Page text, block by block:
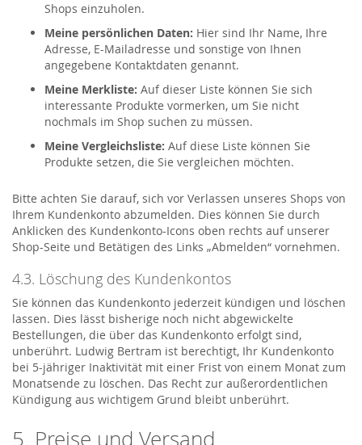
Shops einzuholen.
Meine persönlichen Daten: Hier sind Ihr Name, Ihre
Adresse, E-Mailadresse und sonstige von Ihnen
angegebene Kontaktdaten genannt.
Meine Merkliste: Auf dieser Liste können Sie sich
interessante Produkte vormerken, um Sie nicht
nochmals im Shop suchen zu müssen.
Meine Vergleichsliste: Auf diese Liste können Sie
Produkte setzen, die Sie vergleichen möchten.
Bitte achten Sie darauf, sich vor Verlassen unseres Shops von
Ihrem Kundenkonto abzumelden. Dies können Sie durch
Anklicken des Kundenkonto-Icons oben rechts auf unserer
Shop-Seite und Betätigen des Links „Abmelden“ vornehmen.
4.3. Löschung des Kundenkontos
Sie können das Kundenkonto jederzeit kündigen und löschen
lassen. Dies lässt bisherige noch nicht abgewickelte
Bestellungen, die über das Kundenkonto erfolgt sind,
unberührt. Ludwig Bertram ist berechtigt, Ihr Kundenkonto
bei 5-jähriger Inaktivität mit einer Frist von einem Monat zum
Monatsende zu löschen. Das Recht zur außerordentlichen
Kündigung aus wichtigem Grund bleibt unberührt.
5. Preise und Versand